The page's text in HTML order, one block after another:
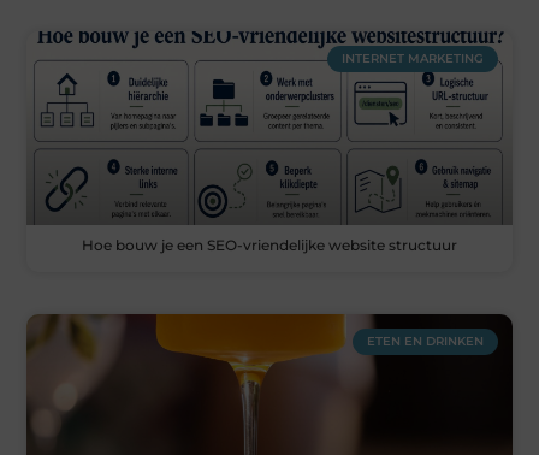
INTERNET MARKETING
Hoe bouw je een SEO-vriendelijke website structuur
ETEN EN DRINKEN